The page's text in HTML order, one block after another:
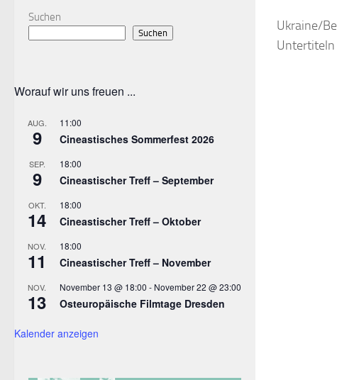
Ukraine/
Untertiteln
Suchen
Suchen
Worauf wir uns freuen ...
AUG.
9
11:00
Cineastisches Sommerfest 2026
SEP.
9
18:00
Cineastischer Treff – September
OKT.
14
18:00
Cineastischer Treff – Oktober
NOV.
11
18:00
Cineastischer Treff – November
NOV.
13
November 13 @ 18:00 - November 22 @ 23:00
Osteuropäische Filmtage Dresden
Kalender anzeigen